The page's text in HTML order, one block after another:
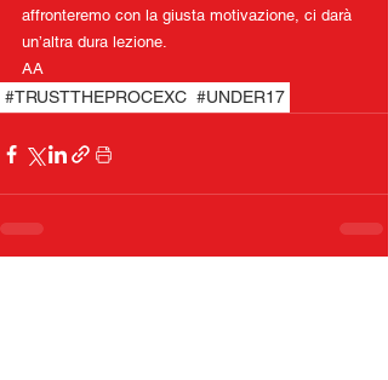
affronteremo con la giusta motivazione, ci darà
un’altra dura lezione.
AA
#TRUSTTHEPROCEXC #UNDER17